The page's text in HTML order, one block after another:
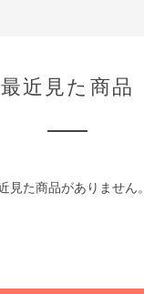
最近見た商品
見た商品がありません。